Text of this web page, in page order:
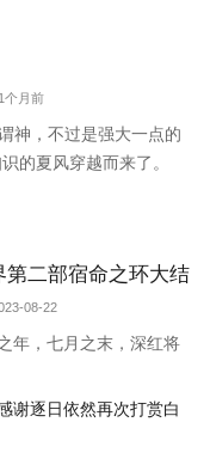
个月前
神，不过是强大一点的
的夏风穿越而来了。
第二部宿命之环大结
08-22
年，七月之末，深红将
谢逐日依然再次打赏白